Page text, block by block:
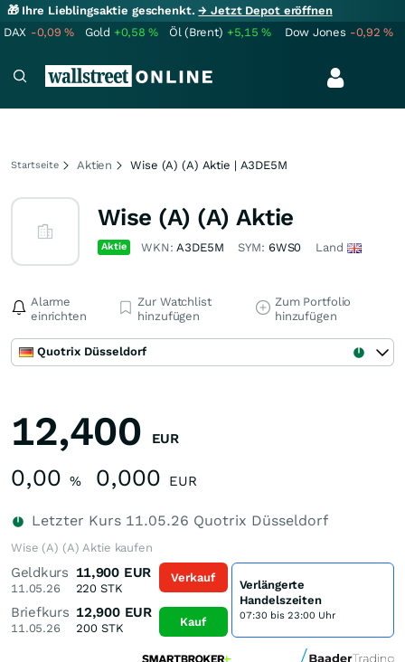
🎁 Ihre Lieblingsaktie geschenkt.→ Jetzt Depot eröffnen
DAX -0,09% Gold +0,58% Öl (Brent) +5,15% Dow Jones -0,92%
Startseite Aktien Wise (A) (A) Aktie | A3DE5M
Wise (A) (A) Aktie
Aktie WKN:A3DE5M SYM: 6WS0 Land
Alarme
einrichten
Zur Watchlist
hinzufügen
Zum Portfolio
hinzufügen
Quotrix Düsseldorf
12,400 EUR
0,00 % 0,000 EUR
Letzter Kurs 11.05.26 Quotrix Düsseldorf
Wise (A) (A) Aktie kaufen
Geldkurs
11.05.26
11,900 EUR
220 STK
Briefkurs
11.05.26
12,900 EUR
200STK
Verkauf
Kauf
Verlängerte
Handelszeiten
07:30 bis 23:00 Uhr